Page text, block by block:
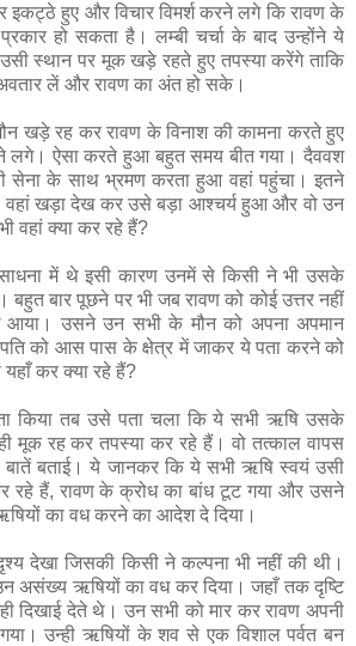
इकट्ठे हुए और विचार विमर्श करने लगे कि रावण के
हो सकता है। लम्बी चर्चा के बाद उन्होंने ये
स्थान पर मूक खड़े रहते हुए तपस्या करेंगे ताकि
अवतार लें और रावण का अंत हो सके।
खड़े रह कर रावण के विनाश की कामना करते हुए
लगे। ऐसा करते हुआ बहुत समय बीत गया। दैववश
सेना के साथ भ्रमण करता हुआ वहां पहुंचा। इतने
वहां खड़ा देख कर उसे बड़ा आश्चर्य हुआ और वो उन
वहां क्या कर रहे हैं?
में थे इसी कारण उनमें से किसी ने भी उसके
बहुत बार पूछने पर भी जब रावण को कोई उत्तर नहीं
आया। उसने उन सभी के मौन को अपना अपमान
को आस पास के क्षेत्र में जाकर ये पता करने को
कर क्या रहे हैं?
किया तब उसे पता चला कि ये सभी ऋषि उसके
मूक रह कर तपस्या कर रहे हैं। वो तत्काल वापस
बातें बताई। ये जानकर कि ये सभी ऋषि स्वयं उसी
रहे हैं, रावण के क्रोध का बांध टूट गया और उसने
का वध करने का आदेश दे दिया।
देखा जिसकी किसी ने कल्पना भी नहीं की थी।
असंख्य ऋषियों का वध कर दिया। जहाँ तक दृष्टि
दिखाई देते थे। उन सभी को मार कर रावण अपनी
उन्ही ऋषियों के शव से एक विशाल पर्वत बन